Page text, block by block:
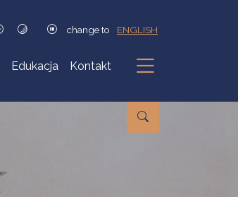
change to ENGLISH
Edukacja Kontakt
Podmenu